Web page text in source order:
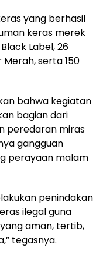
yang berhasil
keras merek
Label, 26
serta 150
bahwa kegiatan
bagian dari
peredaran miras
gangguan
perayaan malam
penindakan
ilegal guna
aman, tertib,
tegasnya.